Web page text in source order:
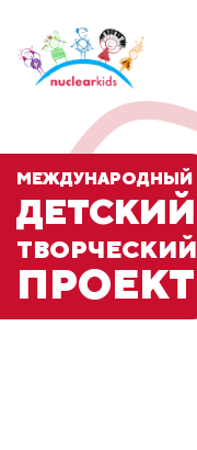
МЕЖДУНАРОДНЫЙ
ДЕТСКИЙ
ТВОРЧЕСКИЙ
ПРОЕКТ